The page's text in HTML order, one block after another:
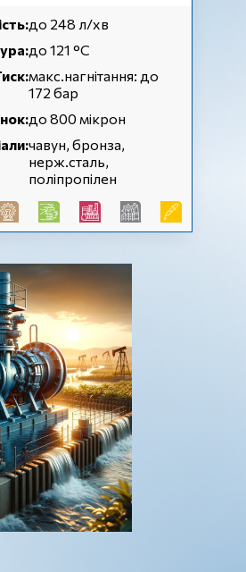
до 248 л/хв
до 121 °С
макс.нагнітання: до
172 бар
до 800 мікрон
чавун, бронза,
нерж.сталь,
поліпропілен